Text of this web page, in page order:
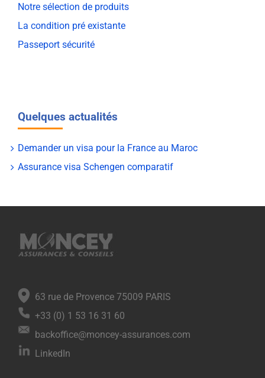
Notre sélection de produits
La condition pré existante
Passeport sécurité
Quelques actualités
Demander un visa pour la France au Maroc
Assurance visa Schengen comparatif
63 rue de Provence 75009 PARIS
+33 (0) 1 53 16 31 60
backoffice@moncey-assurances.com
LinkedIn